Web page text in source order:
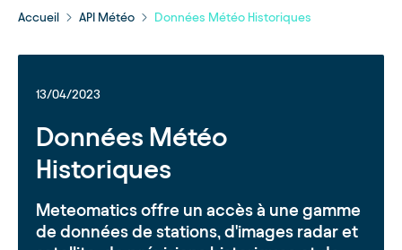
Accueil API Météo Données Météo Historiques
13/04/2023
Données Météo
Historiques
Meteomatics offre un accès à une gamme
de données de stations, d'images radar et